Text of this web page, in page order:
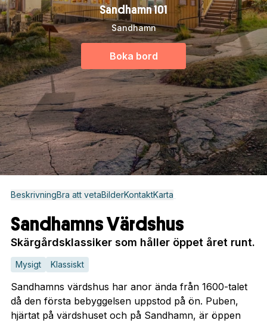
Sandhamn 101
Sandhamn
Boka bord
BeskrivningBra att vetaBilderKontaktKarta
Sandhamns Värdshus
Skärgårdsklassiker som håller öppet året runt.
Mysigt Klassiskt
Sandhamns värdshus har anor ända från 1600-talet
då den första bebyggelsen uppstod på ön. Puben,
hjärtat på värdshuset och på Sandhamn, är öppen